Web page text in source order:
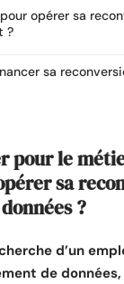
opérer sa
?
sa
pour le
sa
?
d’un
de